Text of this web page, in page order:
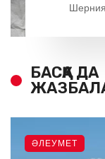
БАСҚА ДА
ӘЛЕУМЕТ